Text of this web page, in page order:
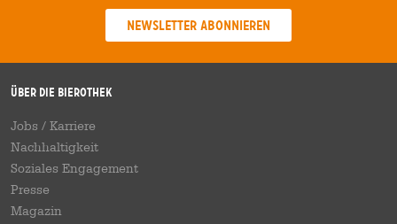
Newsletter abonnieren
Über die Bierothek
Jobs / Karriere
Nachhaltigkeit
Soziales Engagement
Presse
Magazin